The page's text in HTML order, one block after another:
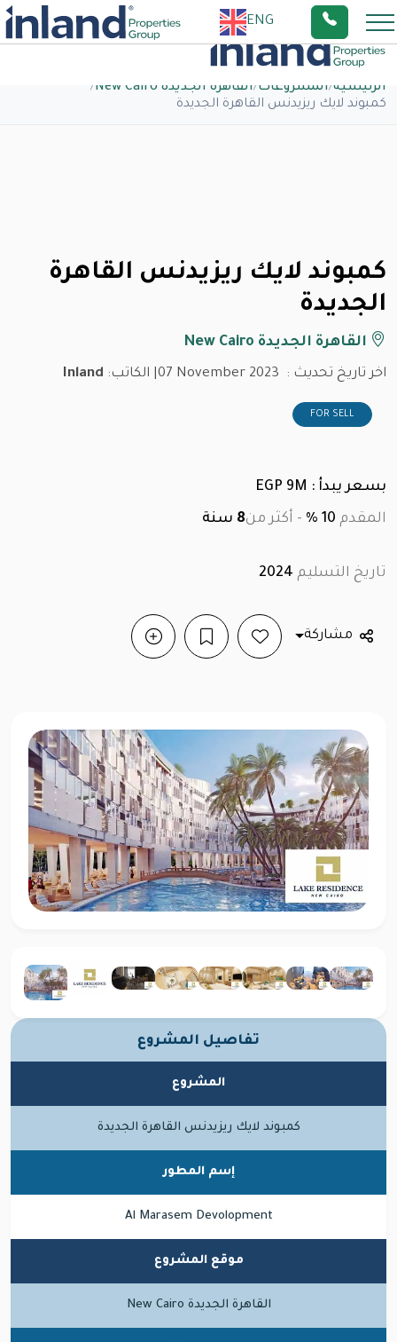
ENG
الرئيسية/المشروعات/القاهرة الجديدة New Cairo
/
كمبوند لايك ريزيدنس القاهرة الجديدة
كمبوند لايك ريزيدنس القاهرة
الجديدة
القاهرة الجديدة New Cairo
اخر تاريخ تحديث : 07 November 2023 | الكاتب: Inland
FOR SELL
بسعر يبدأ : EGP 9M
المقدم 10 %
- أكثر من8 سنة
تاريخ التسليم 2024
مشاركة
تفاصيل المشروع
المشروع
كمبوند لايك ريزيدنس القاهرة الجديدة
إسم المطور
Al Marasem Devolopment
موقع المشروع
القاهرة الجديدة New Cairo